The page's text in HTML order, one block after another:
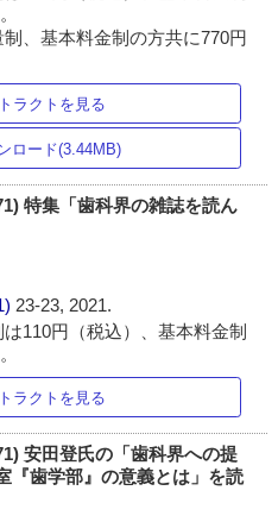
、基本料金制の方共に770円
ラクトを見る
ロード(3.44MB)
特集「歯科界の雑誌を読ん
23-23, 2021.
110円（税込）、基本料金制
ラクトを見る
安田登氏の「歯科界への提
『歯学部』の意義とは」を読